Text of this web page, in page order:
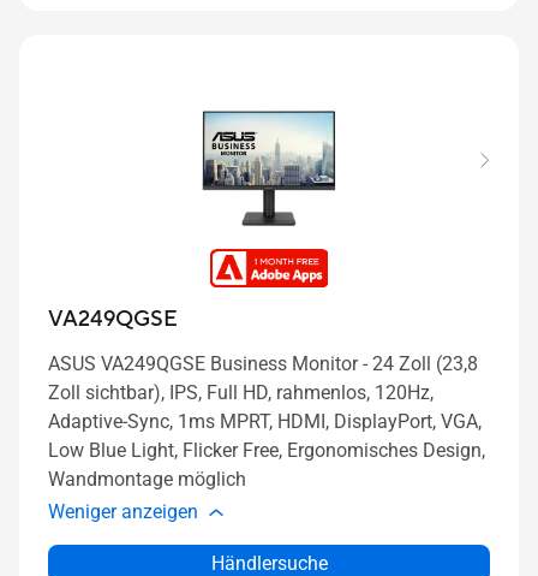
VA249QGSE
ASUS VA249QGSE Business Monitor - 24 Zoll (23,8
Zoll sichtbar), IPS, Full HD, rahmenlos, 120Hz,
Adaptive-Sync, 1ms MPRT, HDMI, DisplayPort, VGA,
Low Blue Light, Flicker Free, Ergonomisches Design,
Wandmontage möglich
Weniger anzeigen
Händlersuche